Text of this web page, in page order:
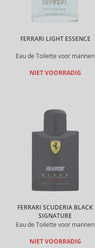
FERRARI LIGHT ESSENCE
Eau de Toilette voor mannen
NIET VOORRADIG
FERRARI SCUDERIA BLACK
SIGNATURE
Eau de Toilette voor mannen
NIET VOORRADIG